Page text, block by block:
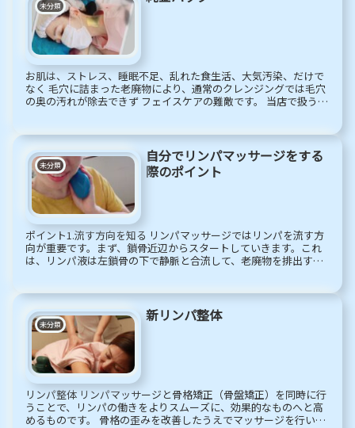
未分類
お肌は、ストレス、睡眠不足、乱れた食生活、大気汚染、だけで
なく 毛穴に詰まった老廃物により、通常のクレンジングでは毛穴
の奥の汚れが除去できず フェイスケアの難敵です。 当店で扱う金
未分類
自分でリンパマッサージをする
際のポイント
ポイント1.流す方向を知る リンパマッサージではリンパを流す方
向が重要です。まず、鎖骨近辺からスタートしていきます。これ
は、リンパ液は左鎖骨の下で静脈と合流して、老廃物を排出する
未分類
新リンパ整体
リンパ整体 リンパマッサージと骨格矯正（骨盤矯正）を同時に行
うことで、リンパの働きをよりスムーズに、効果的なものへと高
めるものです。 骨格の歪みを改善したうえでマッサージを行い、